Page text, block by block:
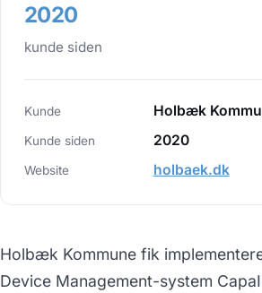
2020
kunde siden
Kunde Holbæk
Kunde siden 2020
Website holbaek.dk
Holbæk Kommune fik
Device Management-system